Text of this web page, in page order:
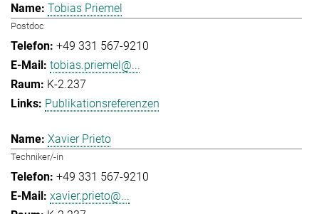
Tobias Priemel
Postdoc
+49 331 567-9210
tobias.priemel@...
K-2.237
Publikationsreferenzen
Xavier Prieto
Techniker/-in
+49 331 567-9210
xavier.prieto@...